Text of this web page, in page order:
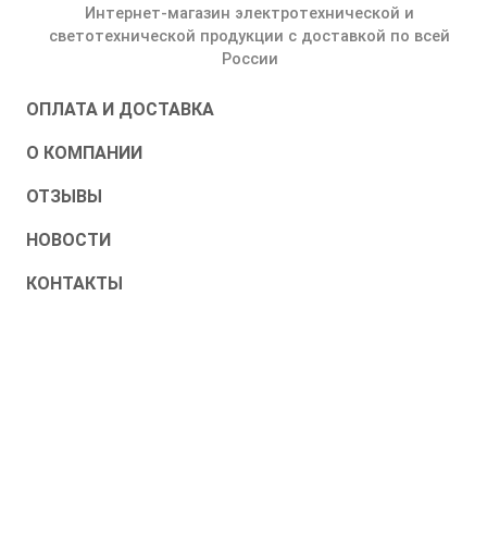
Интернет-магазин электротехнической и
светотехнической продукции с доставкой по всей
России
ОПЛАТА И ДОСТАВКА
О КОМПАНИИ
ОТЗЫВЫ
НОВОСТИ
КОНТАКТЫ